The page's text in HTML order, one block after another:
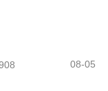
08-05